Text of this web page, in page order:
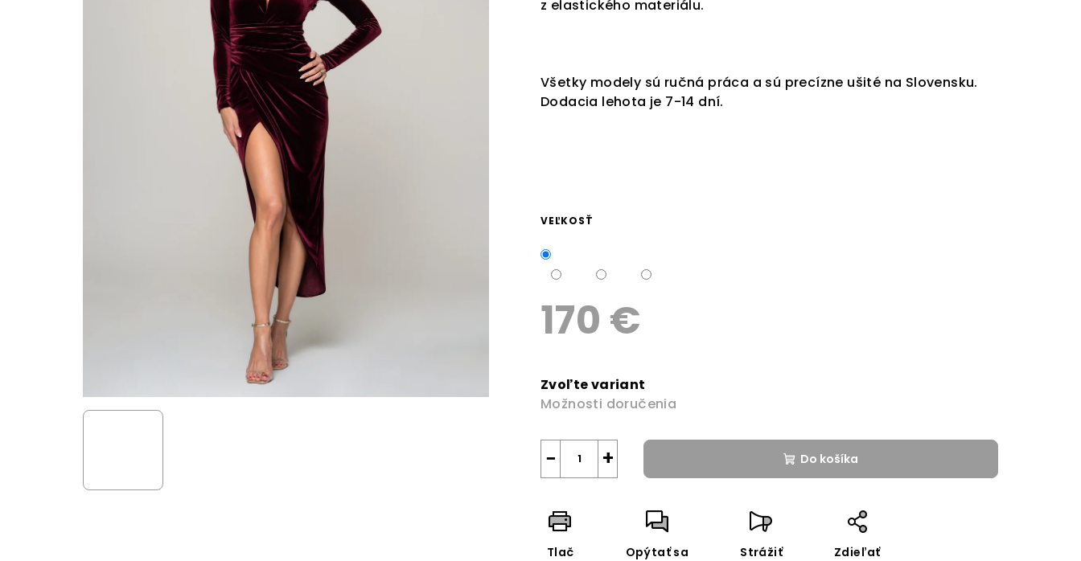
z elastického materiálu.
Všetky modely sú ručná práca a sú precízne ušité na Slovensku.
Dodacia lehota je 7-14 dní.
VEĽKOSŤ
170 €
cena:
Zvoľte variant
Možnosti doručenia
+
− Do košíka
Tlač Opýtať sa Strážiť Zdieľať